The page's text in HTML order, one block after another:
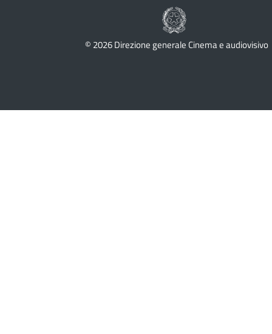
© 2026 Direzione generale Cinema e audiovisivo